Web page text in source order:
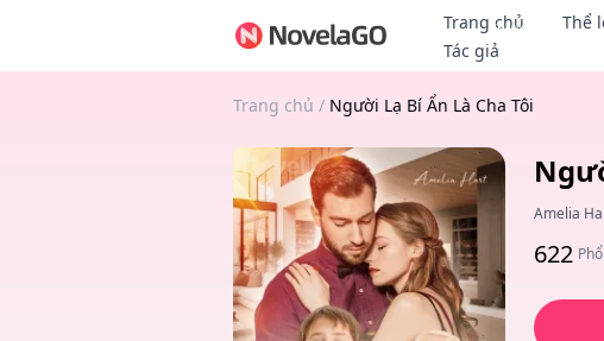
Trang chủ Thể
Tác giả
Thưởng
Trang chủ / Người Lạ Bí Ẩn Là Cha Tôi
Amelia
622